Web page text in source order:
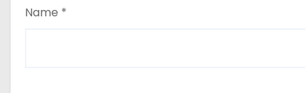
Name *